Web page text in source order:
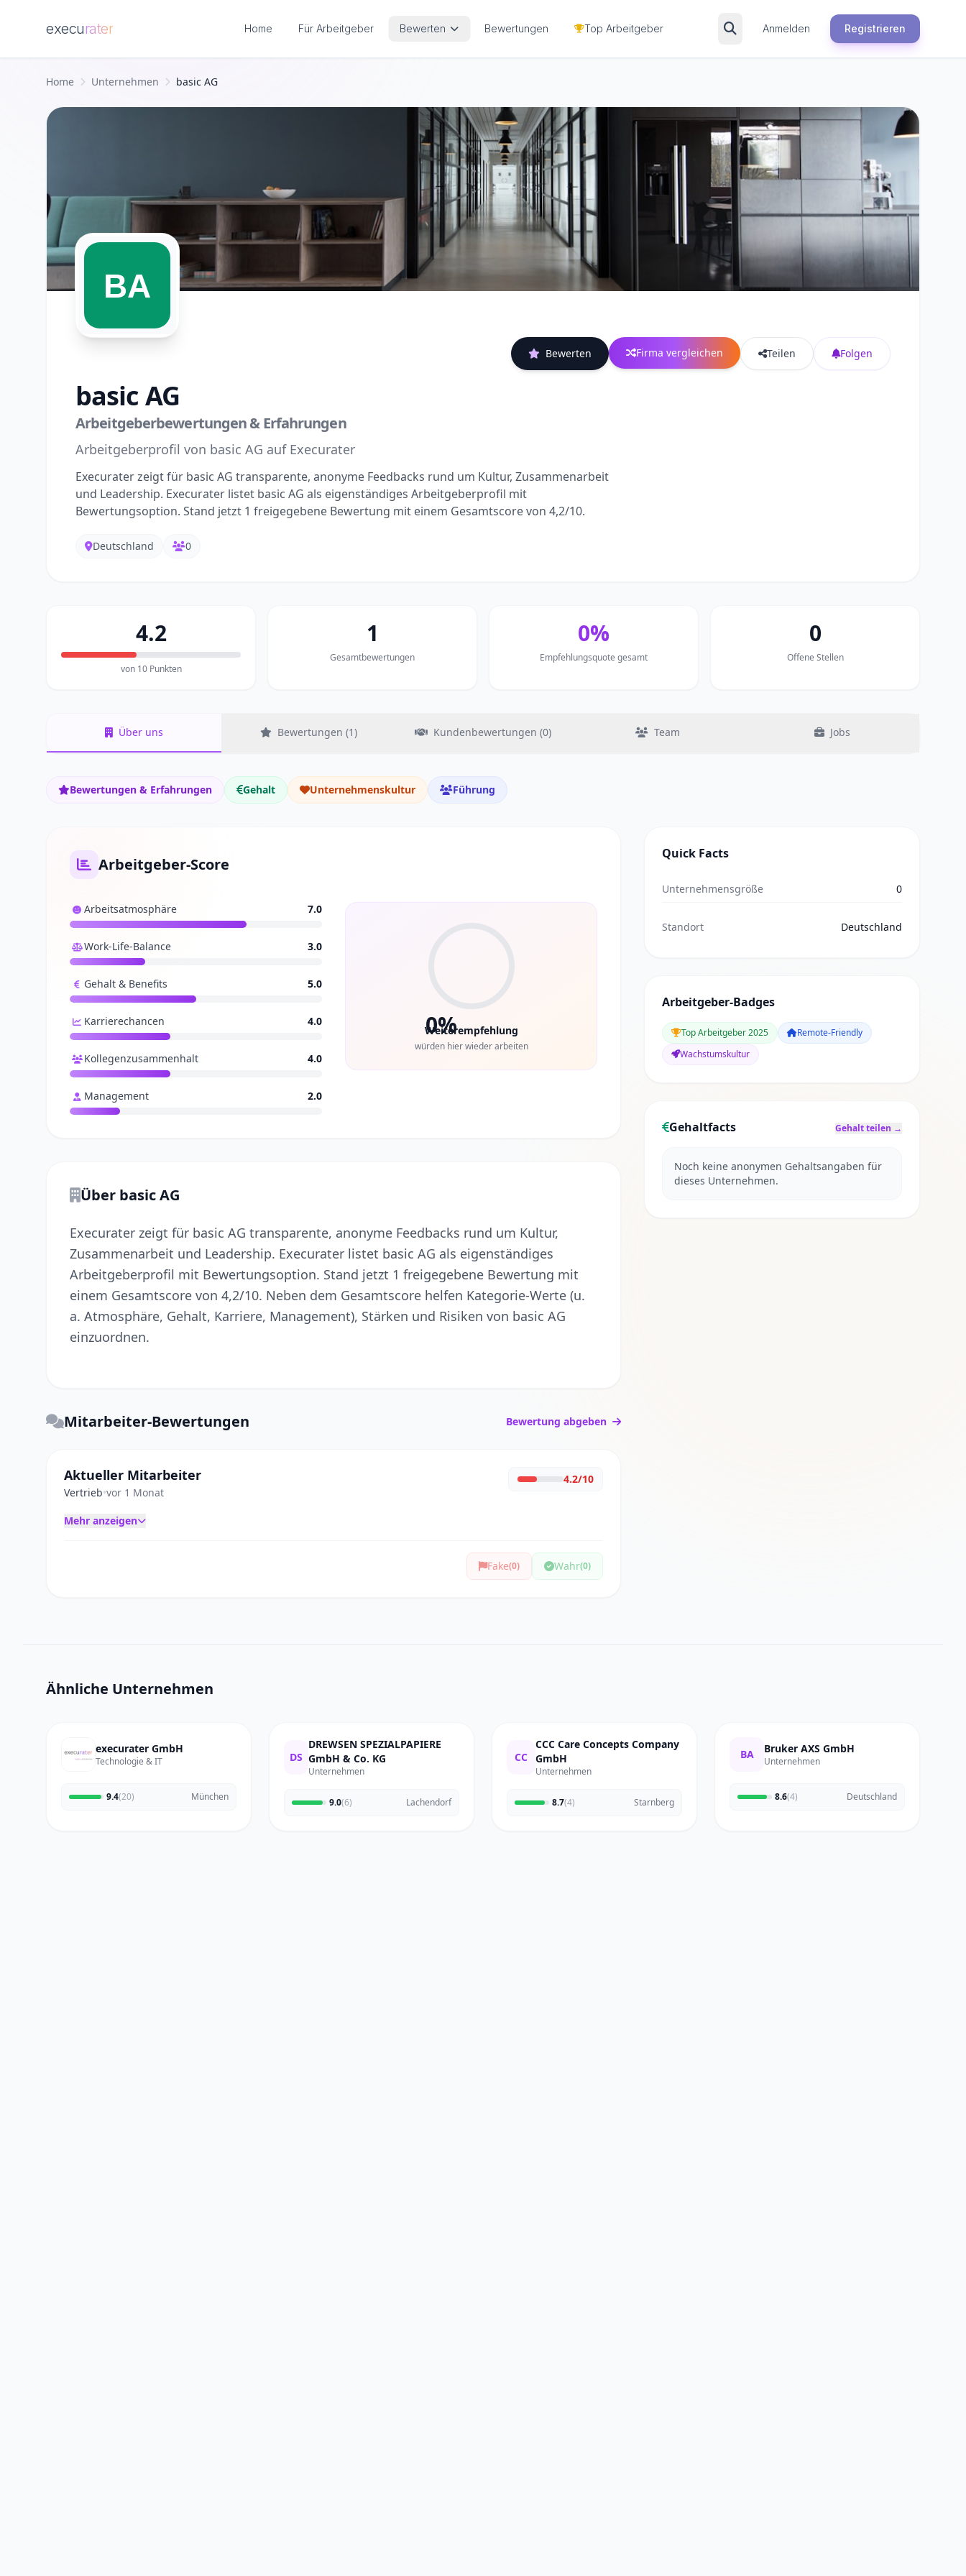
execurater Home Für Arbeitgeber Bewerten Bewertungen Top Arbeitgeber Anmelden Registrieren
Home Unternehmen basic AG
Bewerten Firma vergleichen Teilen Folgen
basic AG
Arbeitgeberbewertungen & Erfahrungen
Arbeitgeberprofil von basic AG auf Execurater
Execurater zeigt für basic AG transparente, anonyme Feedbacks rund um Kultur, Zusammenarbeit
und Leadership. Execurater listet basic AG als eigenständiges Arbeitgeberprofil mit
Bewertungsoption. Stand jetzt 1 freigegebene Bewertung mit einem Gesamtscore von 4,2/10.
Deutschland 0
4.2
von 10 Punkten
1
Gesamtbewertungen
0%
Empfehlungsquote gesamt
0
Offene Stellen
Über uns Bewertungen (1) Kundenbewertungen (0) Team Jobs
Bewertungen & Erfahrungen Gehalt Unternehmenskultur Führung
Arbeitgeber-Score
Arbeitsatmosphäre 7.0
Work-Life-Balance 3.0
Gehalt & Benefits 5.0
Karrierechancen 4.0
Kollegenzusammenhalt 4.0
Management 2.0
0%
Weiterempfehlung
würden hier wieder arbeiten
Über basic AG
Execurater zeigt für basic AG transparente, anonyme Feedbacks rund um Kultur,
Zusammenarbeit und Leadership. Execurater listet basic AG als eigenständiges
Arbeitgeberprofil mit Bewertungsoption. Stand jetzt 1 freigegebene Bewertung mit
einem Gesamtscore von 4,2/10. Neben dem Gesamtscore helfen Kategorie-Werte (u.
a. Atmosphäre, Gehalt, Karriere, Management), Stärken und Risiken von basic AG
einzuordnen.
Mitarbeiter-Bewertungen Bewertung abgeben
Aktueller Mitarbeiter
Vertrieb•vor 1 Monat
4.2/10
Mehr anzeigen
Fake(0) Wahr(0)
Quick Facts
Unternehmensgröße 0
Standort Deutschland
Arbeitgeber-Badges
Top Arbeitgeber 2025
Remote-Friendly
Wachstumskultur
Gehaltfacts Gehalt teilen →
Noch keine anonymen Gehaltsangaben für
dieses Unternehmen.
Ähnliche Unternehmen
execurater GmbH
Technologie & IT
9.4(20) München
DS
DREWSEN SPEZIALPAPIERE
GmbH & Co. KG
Unternehmen
9.0(6) Lachendorf
CC
CCC Care Concepts Company
GmbH
Unternehmen
8.7(4) Starnberg
BA Bruker AXS GmbH
Unternehmen
8.6(4) Deutschland